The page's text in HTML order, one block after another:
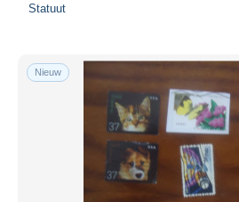
Statuut
Nieuw